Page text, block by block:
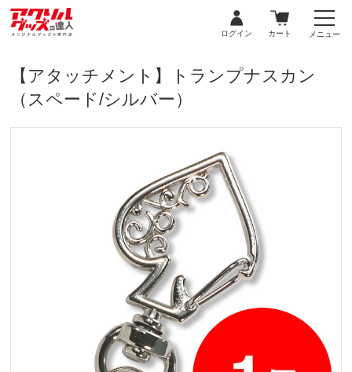
ログイン カート メニュー
【アタッチメント】トランプナスカン
（スペード/シルバー）